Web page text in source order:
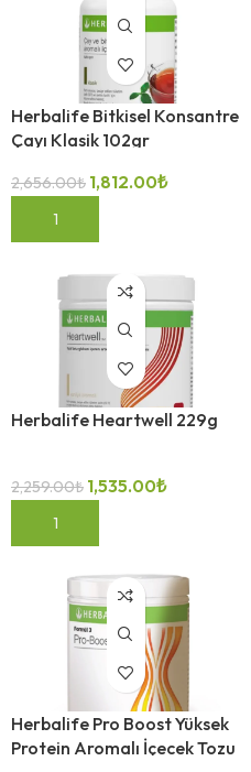
Herbalife Bitkisel Konsantre
Çayı Klasik 102gr
2,656.00₺ 1,812.00₺
SEPETE EKLE
-32%
Herbalife Heartwell 229g
2,259.00₺ 1,535.00₺
SEPETE EKLE
-32%
Herbalife Pro Boost Yüksek
Protein Aromalı İçecek Tozu